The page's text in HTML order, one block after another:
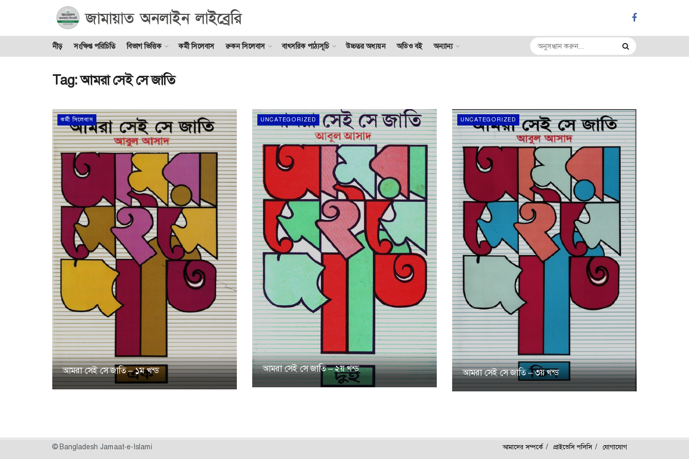
নীড় সংক্ষিপ্ত পরিচিতি বিভাগ ভিত্তিক কর্মী সিলেবাস রুকন সিলেবাস বাৎসরিক পাঠ্যসূচি উচ্চতর অধ্যয়ন অডিও বই অন্যান্য
Tag:আমরা সেই সে জাতি
কর্মী সিলেবাস
আমরা সেই সে জাতি – ১ম খন্ড
UNCATEGORIZED
আমরা সেই সে জাতি – ২য় খন্ড
UNCATEGORIZED
আমরা সেই সে জাতি – ৩য় খন্ড
© Bangladesh Jamaat-e-Islami আমাদের সম্পর্কে প্রাইভেসি পলিসি যোগাযোগ